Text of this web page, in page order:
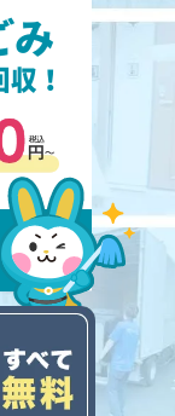
み
！